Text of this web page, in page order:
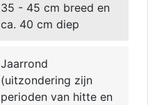
35 - 45 cm breed en
ca. 40 cm diep
Jaarrond
(uitzondering zijn
perioden van hitte en